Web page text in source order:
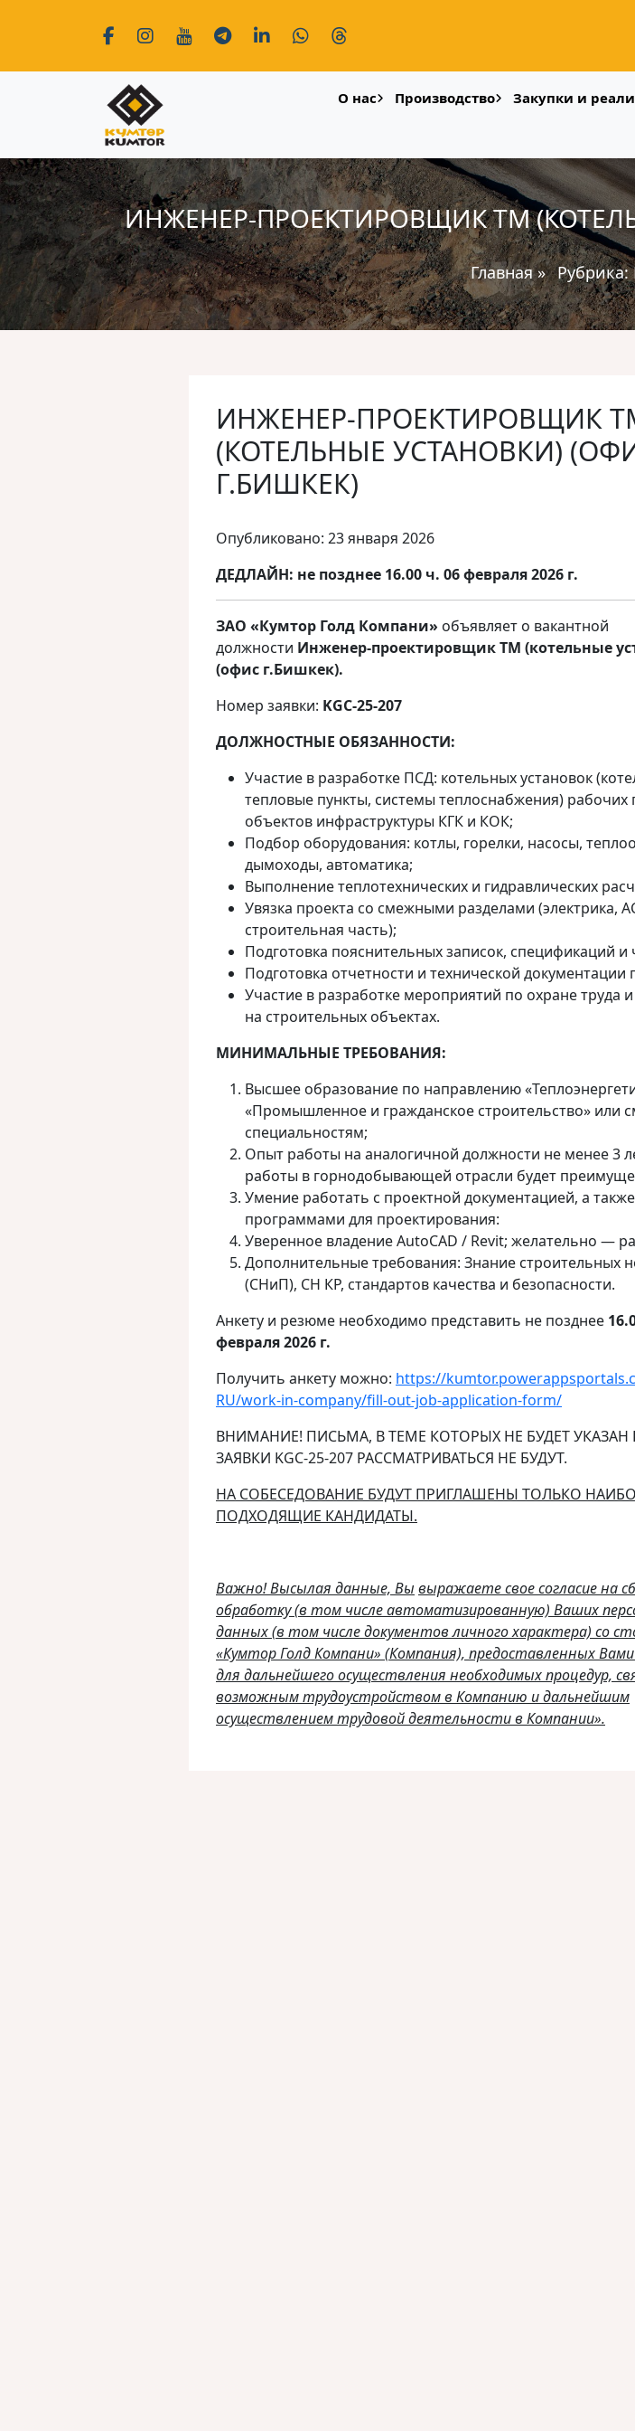
О нас Производство Закупки и
ИНЖЕНЕР-ПРОЕКТИРОВЩИК ТМ
Главная» Рубрика:
ИНЖЕНЕР-ПРОЕКТИРОВЩИК
(КОТЕЛЬНЫЕ УСТАНОВКИ)
Г.БИШКЕК)
Опубликовано: 23 января 2026
ДЕДЛАЙН: не позднее 16.00 ч. 06февраля2026 г.
ЗАО «Кумтор Голд Компани» объявляет о вакантной
должности Инженер-проектировщик ТМ (котельные
(офис г.Бишкек).
Номер заявки: KGC-25-207
ДОЛЖНОСТНЫЕ ОБЯЗАННОСТИ:
Участие в разработке ПСД: котельных установок
тепловые пункты, системы теплоснабжения) рабочих
объектов инфраструктуры КГК и КОК;
Подбор оборудования: котлы, горелки, насосы,
дымоходы, автоматика;
Выполнение теплотехнических и гидравлических
Увязка проекта со смежными разделами (электрика,
строительная часть);
Подготовка пояснительных записок, спецификаций и
Подготовка отчетности и технической документации
Участие в разработке мероприятий по охране труда
на строительных объектах.
МИНИМАЛЬНЫЕ ТРЕБОВАНИЯ:
Высшее образование по направлению
«Промышленное и гражданское строительство» или
специальностям;
Опыт работы на аналогичной должности не менее 3
работы в горнодобывающей отрасли будет
Умение работать с проектной документацией, а
программами для проектирования:
Уверенное владение AutoCAD / Revit; желательно —
Дополнительные требования: Знание строительных
(СНиП), СН КР, стандартов качества и безопасности.
Анкету и резюме необходимо представить не позднее
февраля 2026 г.
Получить анкету можно: https://
RU/work-in-company/fill-out-job-application-form/
ВНИМАНИЕ! ПИСЬМА, В ТЕМЕ КОТОРЫХ НЕ БУДЕТ
ЗАЯВКИ KGC-25-207 РАССМАТРИВАТЬСЯ НЕ БУДУТ.
НА СОБЕСЕДОВАНИЕ БУДУТ ПРИГЛАШЕНЫ ТОЛЬКО
ПОДХОДЯЩИЕ КАНДИДАТЫ.
Важно! Высылая данные, Вы выражаете свое согласие на
обработку (в том числе автоматизированную) Ваших
данных (в том числе документов личного характера) со
«Кумтор Голд Компани» (Компания), предоставленных
для дальнейшего осуществления необходимых процедур,
возможным трудоустройством в Компанию и дальнейшим
осуществлением трудовой деятельности в Компании».